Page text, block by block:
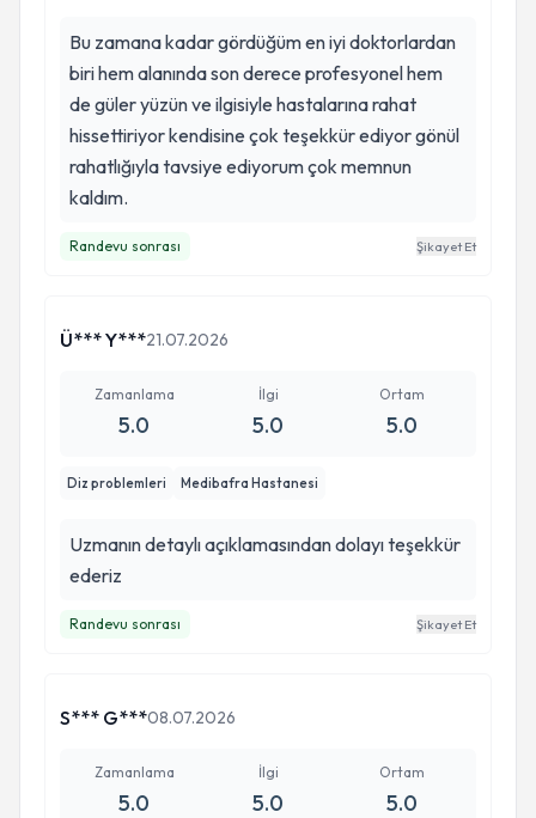
Bu zamana kadar gördüğüm en iyi doktorlardan
biri hem alanında son derece profesyonel hem
de güler yüzün ve ilgisiyle hastalarına rahat
hissettiriyor kendisine çok teşekkür ediyor gönül
rahatlığıyla tavsiye ediyorum çok memnun
kaldım.
Randevu sonrası Şikayet Et
Ü*** Y***21.07.2026
Zamanlama
5.0
İlgi
5.0
Ortam
5.0
Diz problemleri Medibafra Hastanesi
Uzmanın detaylı açıklamasından dolayı teşekkür
ederiz
Randevu sonrası Şikayet Et
S*** G***08.07.2026
Zamanlama
5.0
İlgi
5.0
Ortam
5.0